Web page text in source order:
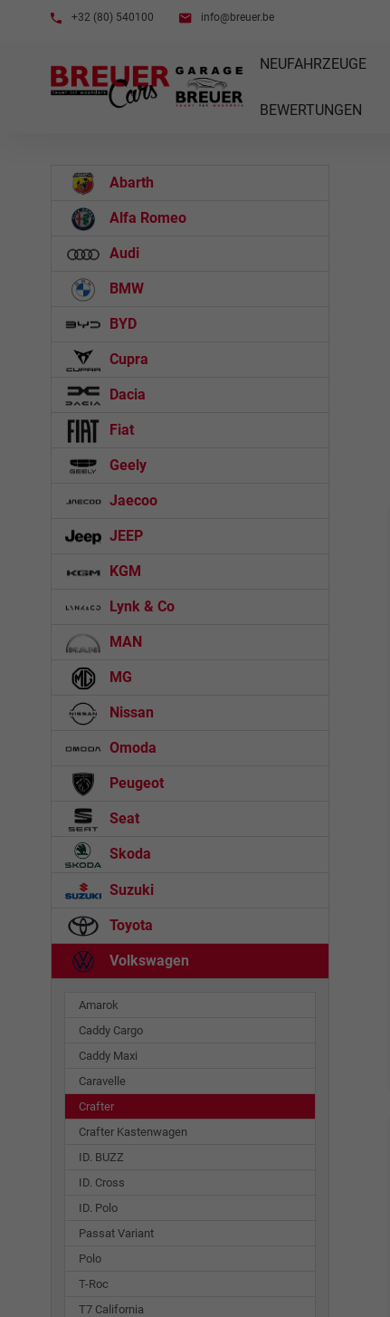
+32 (80) 540100 info@breuer.be
NEUFAHRZEUGE
BEWERTUNGEN
Abarth
Alfa Romeo
Audi
BMW
BYD
Cupra
Dacia
Fiat
Geely
Jaecoo
JEEP
KGM
Lynk & Co
MAN
MG
Nissan
Omoda
Peugeot
Seat
Skoda
Suzuki
Toyota
Volkswagen
Amarok
Caddy Cargo
Caddy Maxi
Caravelle
Crafter
Crafter Kastenwagen
ID. BUZZ
ID. Cross
ID. Polo
Passat Variant
Polo
T-Roc
T7 California